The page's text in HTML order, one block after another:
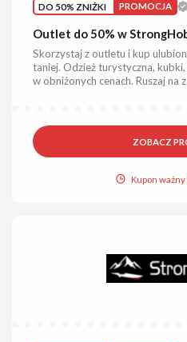
DO 50% ZNIŻKI PROMOCJA
Outlet do 50% w
Skorzystaj z outletu i kup
taniej. Odzież turystyczna,
w obniżonych cenach. Ruszaj na
ZOBACZ
Kupon ważny